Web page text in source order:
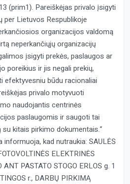
(prim1). Pareiškėjas privalo įsigyti
per Lietuvos Respublikoje
organizacijos valdomą
neperkančiųjų organizacijų
įsigyti prekės, paslaugos ar
poreikius ir jis negali prekių,
efektyvesniu būdu racionaliai
privalo motyvuoti
naudojantis centrinės
paslaugomis ir saugoti tai
kitais pirkimo dokumentais.“
informuoja, kad nutraukia: SAULĖS
ELEKTRINĖS
PASTATO STOGO ERLOS g. 1
r., DARBŲ PIRKIMĄ